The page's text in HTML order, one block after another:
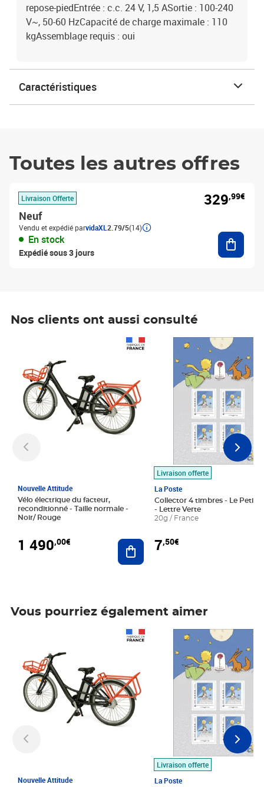
repose-piedEntrée : c.c. 24 V, 1,5 ASortie : 100-240
V~, 50-60 HzCapacité de charge maximale : 110
kgAssemblage requis : oui
Caractéristiques
Toutes les autres offres
Livraison Offerte
Neuf
Vendu et expédié parvidaXL 2.79/5(14)
En stock
Expédié sous 3 jours
329,99€
Nos clients ont aussi consulté
Nouvelle Attitude
Vélo électrique du facteur,
reconditionné - Taille normale -
Noir/ Rouge
1 490,00€ Ajouter au panier
Livraison offerte
La Poste
Collector 4 timbres - Le Petit
- Lettre Verte
20g / France
7,50€
Prix 7,50€
Vous pourriez également aimer
Nouvelle Attitude
Livraison offerte
La Poste
Prix 7,50€